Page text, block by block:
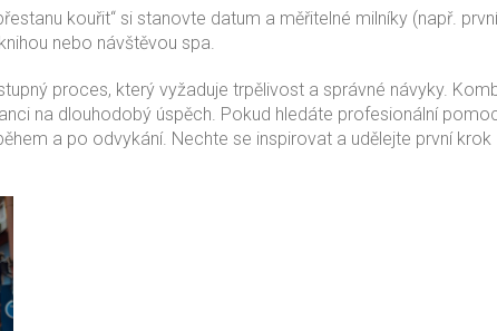
kouřit“ si stanovte datum a měřitelné milníky (např.
nebo návštěvou spa.
proces, který vyžaduje trpělivost a správné návyky.
na dlouhodobý úspěch. Pokud hledáte profesionální
a po odvykání. Nechte se inspirovat a udělejte první